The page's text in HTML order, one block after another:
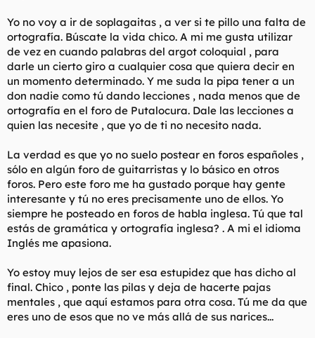
Yo no voy a ir de soplagaitas , a ver si te pillo una falta de
ortografía. Búscate la vida chico. A mi me gusta utilizar
de vez en cuando palabras del argot coloquial , para
darle un cierto giro a cualquier cosa que quiera decir en
un momento determinado. Y me suda la pipa tener a un
don nadie como tú dando lecciones , nada menos que de
ortografía en el foro de Putalocura. Dale las lecciones a
quien las necesite , que yo de ti no necesito nada.
La verdad es que yo no suelo postear en foros españoles ,
sólo en algún foro de guitarristas y lo básico en otros
foros. Pero este foro me ha gustado porque hay gente
interesante y tú no eres precisamente uno de ellos. Yo
siempre he posteado en foros de habla inglesa. Tú que tal
estás de gramática y ortografía inglesa? . A mi el idioma
Inglés me apasiona.
Yo estoy muy lejos de ser esa estupidez que has dicho al
final. Chico , ponte las pilas y deja de hacerte pajas
mentales , que aquí estamos para otra cosa. Tú me da que
eres uno de esos que no ve más allá de sus narices...